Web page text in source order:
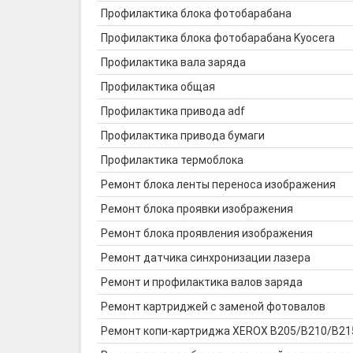
Профилактика блока фотобарабана
Профилактика блока фотобарабана Kyocera
Профилактика вала заряда
Профилактика общая
Профилактика привода adf
Профилактика привода бумаги
Профилактика термоблока
Ремонт блока ленты переноса изображения
Ремонт блока проявки изображения
Ремонт блока проявления изображения
Ремонт датчика синхронизации лазера
Ремонт и профилактика валов заряда
Ремонт картриджей с заменой фотовалов
Ремонт копи-картриджа XEROX B205/B210/